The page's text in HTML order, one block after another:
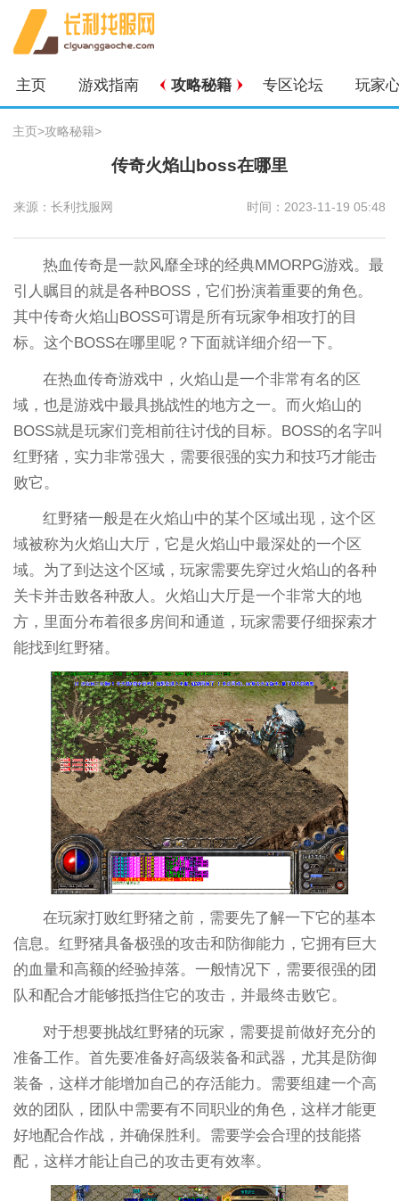
主页 游戏指南 攻略秘籍 专区论坛 玩家
主页>攻略秘籍>
传奇火焰山boss在哪里
来源：长利找服网 时间：2023-11-19 05:48
热血传奇是一款风靡全球的经典MMORPG游戏。最
引人瞩目的就是各种BOSS，它们扮演着重要的角色。
其中传奇火焰山BOSS可谓是所有玩家争相攻打的目
标。这个BOSS在哪里呢？下面就详细介绍一下。
在热血传奇游戏中，火焰山是一个非常有名的区
域，也是游戏中最具挑战性的地方之一。而火焰山的
BOSS就是玩家们竞相前往讨伐的目标。BOSS的名字叫
红野猪，实力非常强大，需要很强的实力和技巧才能击
败它。
红野猪一般是在火焰山中的某个区域出现，这个区
域被称为火焰山大厅，它是火焰山中最深处的一个区
域。为了到达这个区域，玩家需要先穿过火焰山的各种
关卡并击败各种敌人。火焰山大厅是一个非常大的地
方，里面分布着很多房间和通道，玩家需要仔细探索才
能找到红野猪。
在玩家打败红野猪之前，需要先了解一下它的基本
信息。红野猪具备极强的攻击和防御能力，它拥有巨大
的血量和高额的经验掉落。一般情况下，需要很强的团
队和配合才能够抵挡住它的攻击，并最终击败它。
对于想要挑战红野猪的玩家，需要提前做好充分的
准备工作。首先要准备好高级装备和武器，尤其是防御
装备，这样才能增加自己的存活能力。需要组建一个高
效的团队，团队中需要有不同职业的角色，这样才能更
好地配合作战，并确保胜利。需要学会合理的技能搭
配，这样才能让自己的攻击更有效率。